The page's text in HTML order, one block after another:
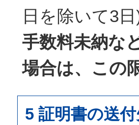
日を除いて3
手数料未納な
場合は、この
5 証明書の送